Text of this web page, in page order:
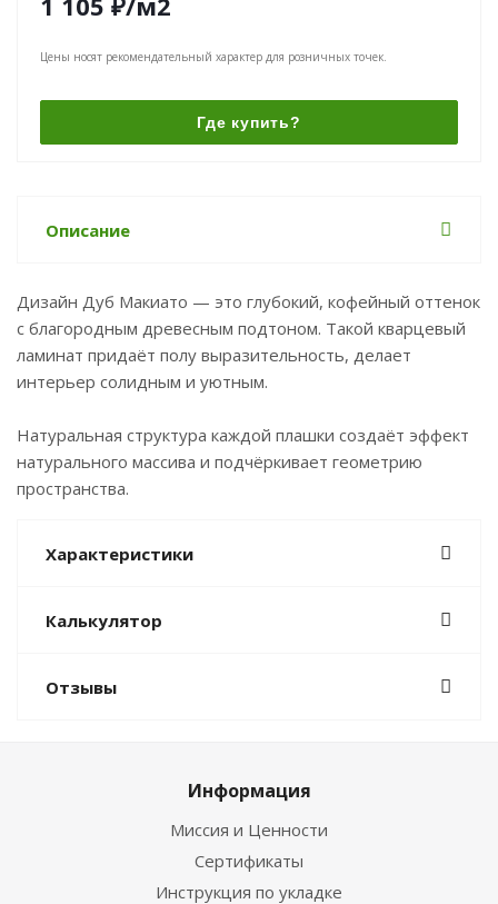
Цены носят рекомендательный характер для розничных точек.
Где купить?
Описание
Дизайн Дуб Макиато — это глубокий, кофейный оттенок
с благородным древесным подтоном. Такой кварцевый
ламинат придаёт полу выразительность, делает
интерьер солидным и уютным.
Натуральная структура каждой плашки создаёт эффект
натурального массива и подчёркивает геометрию
пространства.
Характеристики
Калькулятор
Отзывы
Информация
Миссия и Ценности
Сертификаты
Инструкция по укладке